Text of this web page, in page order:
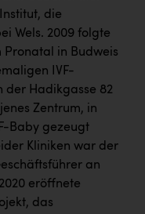
die
Wels. 2009 folgte
Pronatal in Budweis
IVF-
der Hadikgasse 82
Zentrum, in
Baby gezeugt
Kliniken war der
an
eröffnete
das